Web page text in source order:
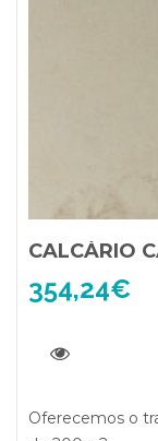
CALCÁRIO
354,24€
Oferecemos o